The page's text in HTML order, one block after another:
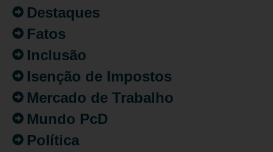
Destaques
Fatos
Inclusão
Isenção de Impostos
Mercado de Trabalho
Mundo PcD
Política